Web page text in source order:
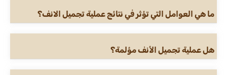
ما هي العوامل التي تؤثر في نتائج عملية تجميل الانف؟
هل عملية تجميل الأنف مؤلمة؟